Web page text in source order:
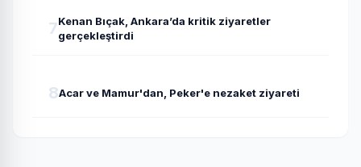
7Kenan Bıçak, Ankara’da kritik ziyaretler
gerçekleştirdi
8Acar ve Mamur'dan, Peker'e nezaket ziyareti